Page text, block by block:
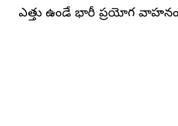
ఎత్తు ఉండే భారీ ప్రయోగ